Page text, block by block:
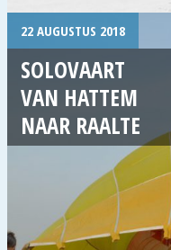
22 AUGUSTUS 2018
SOLOVAART
VAN HATTEM
NAAR RAALTE